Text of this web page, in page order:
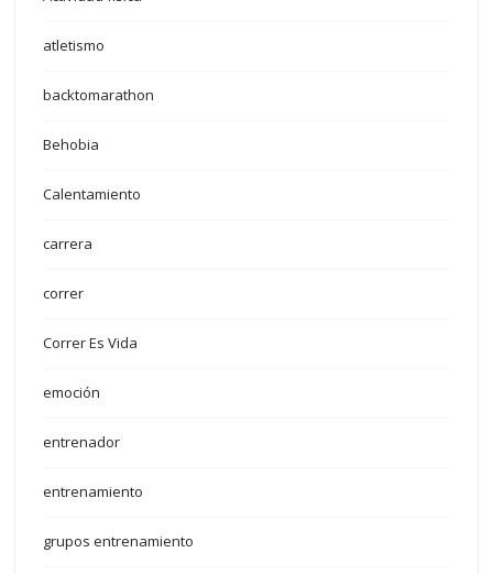
atletismo
backtomarathon
Behobia
Calentamiento
carrera
correr
Correr Es Vida
emoción
entrenador
entrenamiento
grupos entrenamiento